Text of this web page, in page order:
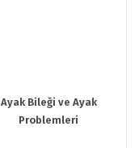
Ayak Bileği ve Ayak
Problemleri